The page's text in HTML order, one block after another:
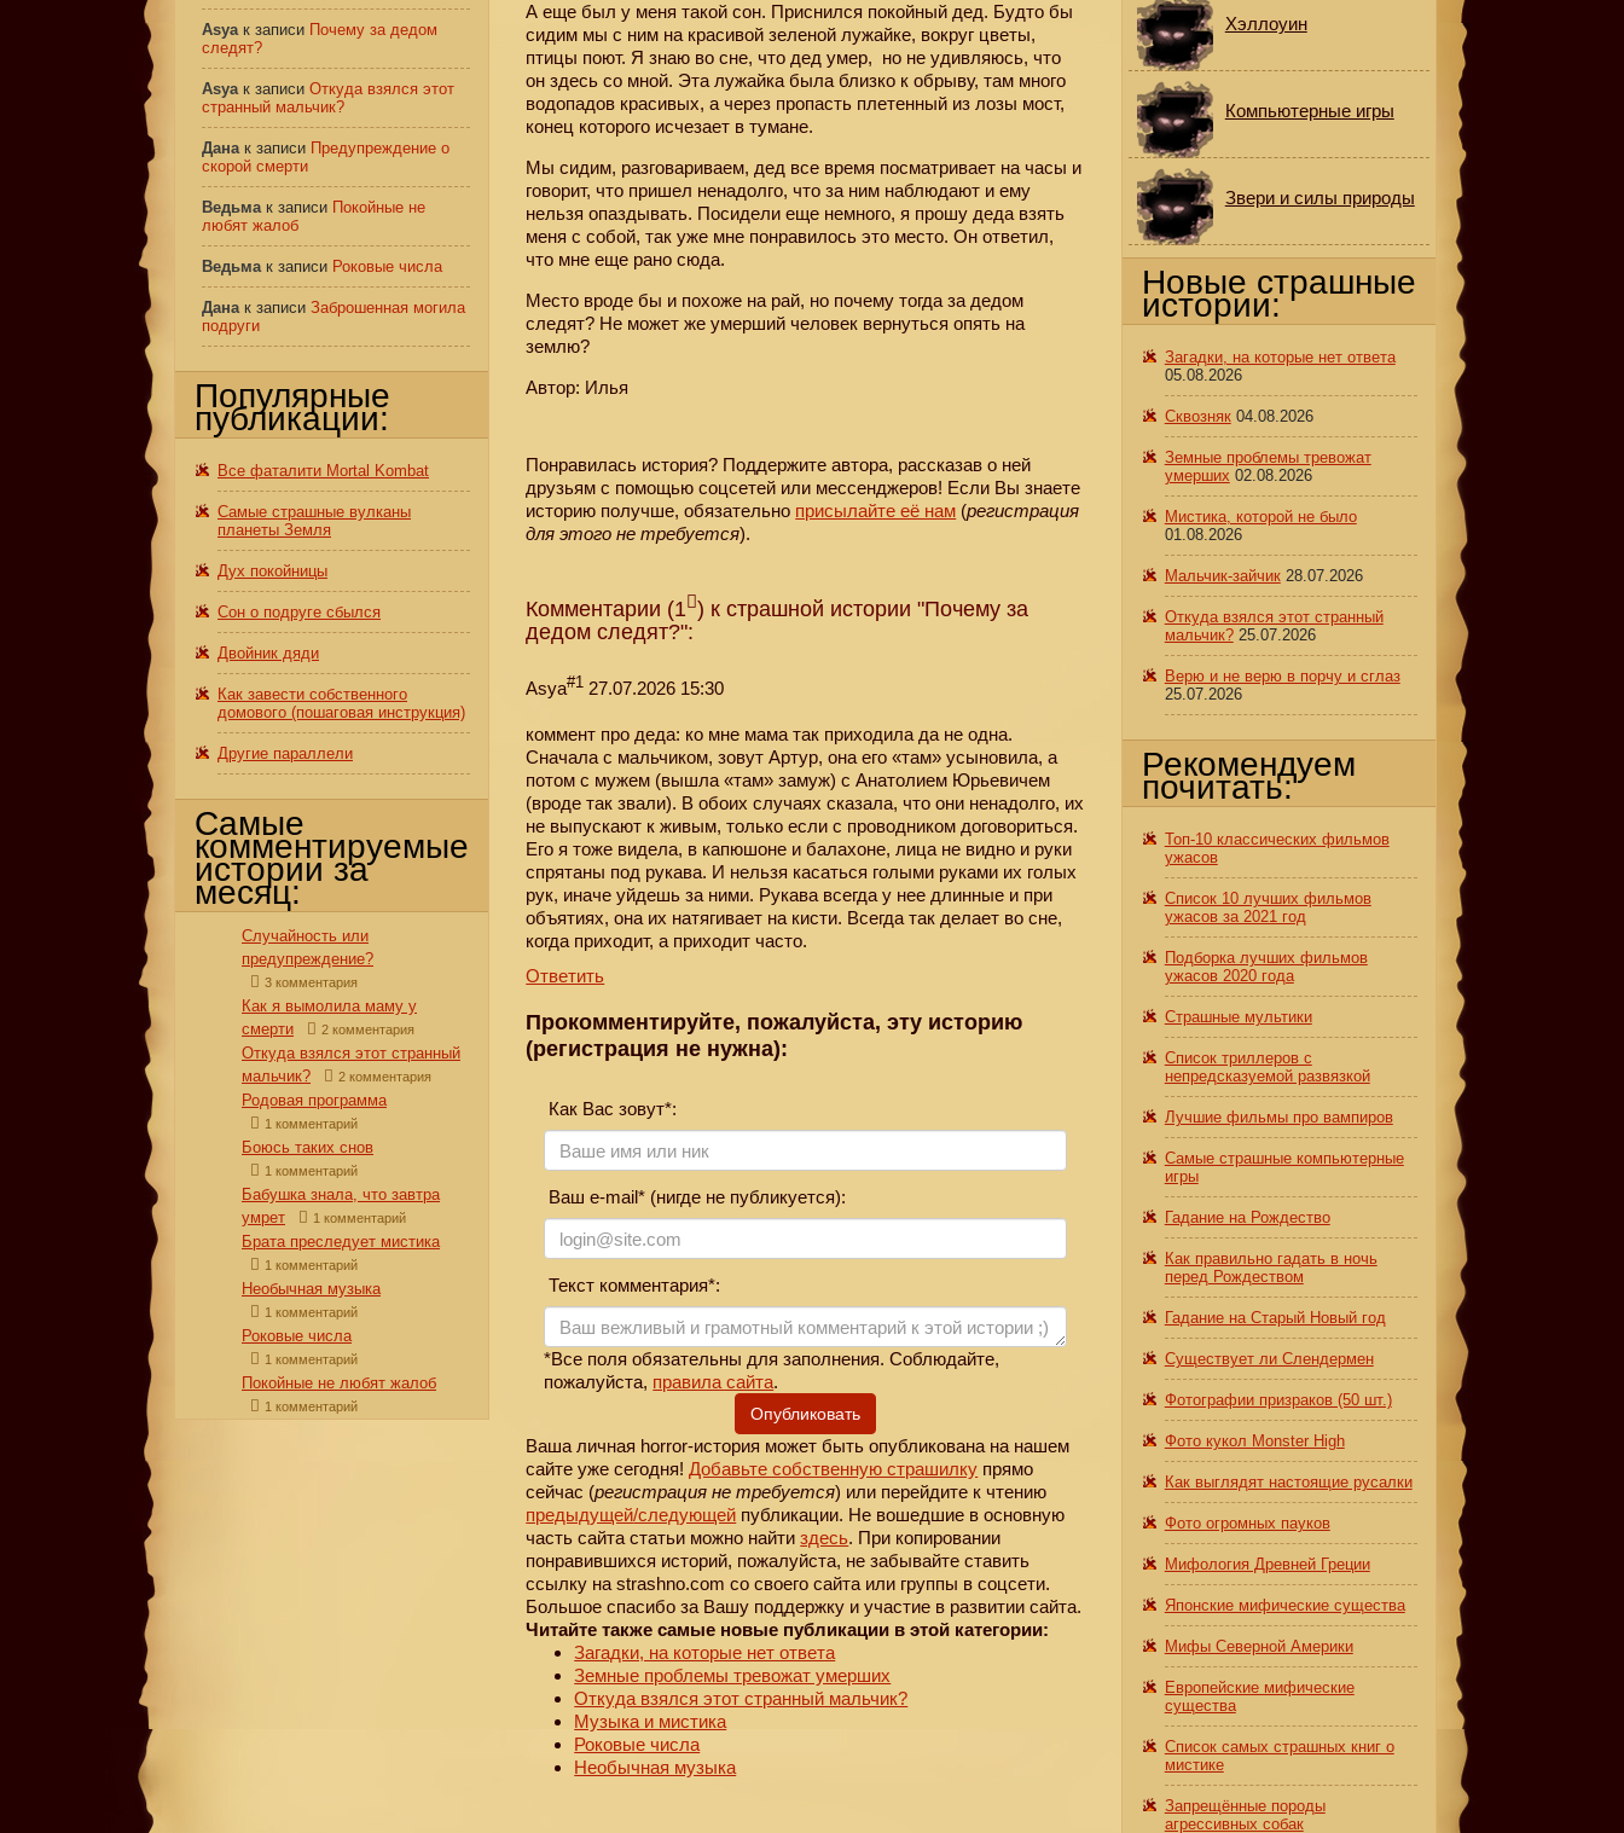
А еще был у меня такой сон. Приснился покойный дед. Будто бы
сидим мы с ним на красивой зеленой лужайке, вокруг цветы,
птицы поют. Я знаю во сне, что дед умер, но не удивляюсь, что
он здесь со мной. Эта лужайка была близко к обрыву, там много
водопадов красивых, а через пропасть плетенный из лозы мост,
конец которого исчезает в тумане.
Мы сидим, разговариваем, дед все время посматривает на часы и
говорит, что пришел ненадолго, что за ним наблюдают и ему
нельзя опаздывать. Посидели еще немного, я прошу деда взять
меня с собой, так уже мне понравилось это место. Он ответил,
что мне еще рано сюда.
Место вроде бы и похоже на рай, но почему тогда за дедом
следят? Не может же умерший человек вернуться опять на
землю?
Автор: Илья
Понравилась история? Поддержите автора, рассказав о ней
друзьям с помощью соцсетей или мессенджеров! Если Вы знаете
историю получше, обязательно присылайте её нам (регистрация
для этого не требуется).
Комментарии (1 ) к страшной истории "Почему за
дедом следят?":
Asya#1 27.07.2026 15:30
коммент про деда: ко мне мама так приходила да не одна.
Сначала с мальчиком, зовут Артур, она его «там» усыновила, а
потом с мужем (вышла «там» замуж) с Анатолием Юрьевичем
(вроде так звали). В обоих случаях сказала, что они ненадолго, их
не выпускают к живым, только если с проводником договориться.
Его я тоже видела, в капюшоне и балахоне, лица не видно и руки
спрятаны под рукава. И нельзя касаться голыми руками их голых
рук, иначе уйдешь за ними. Рукава всегда у нее длинные и при
объятиях, она их натягивает на кисти. Всегда так делает во сне,
когда приходит, а приходит часто.
Ответить
Прокомментируйте, пожалуйста, эту историю
(регистрация не нужна):
Как Вас зовут*:
Ваш e-mail* (нигде не публикуется):
Текст комментария*:
*Все поля обязательны для заполнения. Соблюдайте,
пожалуйста, правила сайта.
Опубликовать
Ваша личная horror-история может быть опубликована на нашем
сайте уже сегодня!Добавьте собственную страшилку прямо
сейчас (регистрация не требуется) или перейдите к чтению
предыдущей/следующей публикации. Не вошедшие в основную
часть сайта статьи можно найтиздесь. При копировании
понравившихся историй, пожалуйста, не забывайте ставить
ссылку на strashno.com со своего сайта или группы в соцсети.
Большое спасибо за Вашу поддержку и участие в развитии сайта.
Читайте также самые новые публикации в этой категории:
Загадки, на которые нет ответа
Земные проблемы тревожат умерших
Откуда взялся этот странный мальчик?
Музыка и мистика
Роковые числа
Необычная музыка
Asyaк записи Почему за дедом
следят?
Asyaк записи Откуда взялся этот
странный мальчик?
Данак записи Предупреждение о
скорой смерти
Ведьмак записи Покойные не
любят жалоб
Ведьмак записи Роковые числа
Данак записи Заброшенная могила
подруги
Популярные
публикации:
Все фаталити Mortal Kombat
Самые страшные вулканы
планеты Земля
Дух покойницы
Сон о подруге сбылся
Двойник дяди
Как завести собственного
домового (пошаговая инструкция)
Другие параллели
Самые
комментируемые
истории за
месяц:
Случайность или
предупреждение?
3 комментария
Как я вымолила маму у
смерти
2 комментария
Откуда взялся этот странный
мальчик?
2 комментария
Родовая программа
1 комментарий
Боюсь таких снов
1 комментарий
Бабушка знала, что завтра
умрет
1 комментарий
Брата преследует мистика
1 комментарий
Необычная музыка
1 комментарий
Роковые числа
1 комментарий
Покойные не любят жалоб
1 комментарий
Хэллоуин
Компьютерные игры
Звери и силы природы
Новые страшные
истории:
Загадки, на которые нет ответа
05.08.2026
Сквозняк 04.08.2026
Земные проблемы тревожат
умерших 02.08.2026
Мистика, которой не было
01.08.2026
Мальчик-зайчик 28.07.2026
Откуда взялся этот странный
мальчик? 25.07.2026
Верю и не верю в порчу и сглаз
25.07.2026
Рекомендуем
почитать:
Топ-10 классических фильмов
ужасов
Список 10 лучших фильмов
ужасов за 2021 год
Подборка лучших фильмов
ужасов 2020 года
Страшные мультики
Список триллеров с
непредсказуемой развязкой
Лучшие фильмы про вампиров
Самые страшные компьютерные
игры
Гадание на Рождество
Как правильно гадать в ночь
перед Рождеством
Гадание на Старый Новый год
Существует ли Слендермен
Фотографии призраков (50 шт.)
Фото кукол Monster High
Как выглядят настоящие русалки
Фото огромных пауков
Мифология Древней Греции
Японские мифические существа
Мифы Северной Америки
Европейские мифические
существа
Список самых страшных книг о
мистике
Запрещённые породы
агрессивных собак